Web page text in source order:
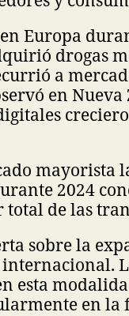
Europa
drogas
a
en
mayorista
2024
de las
sobre la
esta
en la